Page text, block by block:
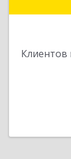
Клиентов